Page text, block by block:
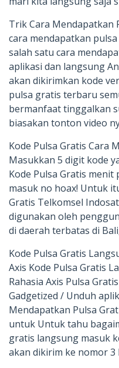
Trik Cara Mendapatkan
cara mendapatkan
salah satu cara
aplikasi dan langsung
akan dikirimkan kode
pulsa gratis terbaru
bermanfaat tinggalkan
biasakan tonton video
Kode Pulsa Gratis Cara
Masukkan 5 digit kode
Kode Pulsa Gratis
masuk no hoax! Untuk
Gratis Telkomsel
digunakan oleh
di daerah terbatas di
Kode Pulsa Gratis
Axis Kode Pulsa Gratis
Rahasia Axis Pulsa
Gadgetized / Unduh
Mendapatkan Pulsa
untuk Untuk tahu
gratis langsung masuk
akan dikirim ke nomor 3